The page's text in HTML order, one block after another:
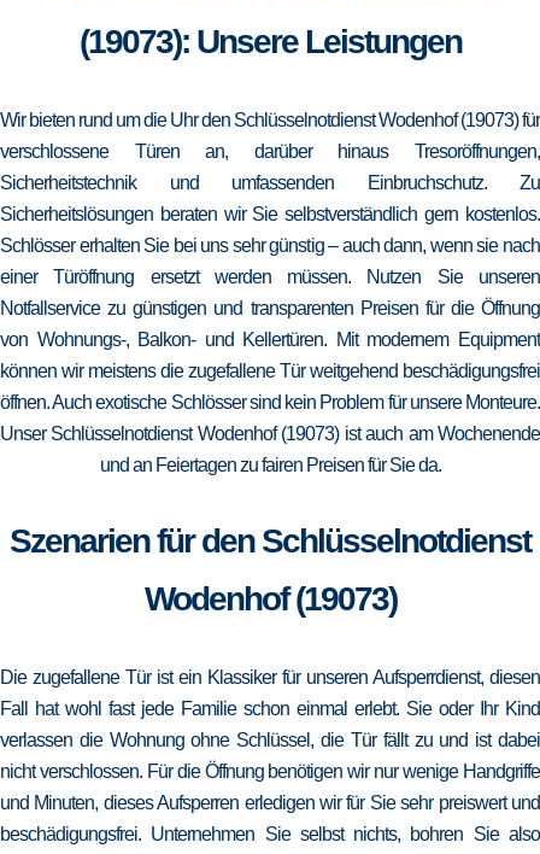
(19073): Unsere Leistungen
Wir bieten rund um die Uhr den Schlüsselnotdienst Wodenhof (19073) für
verschlossene Türen an, darüber hinaus Tresoröffnungen,
Sicherheitstechnik und umfassenden Einbruchschutz. Zu
Sicherheitslösungen beraten wir Sie selbstverständlich gern kostenlos.
Schlösser erhalten Sie bei uns sehr günstig – auch dann, wenn sie nach
einer Türöffnung ersetzt werden müssen. Nutzen Sie unseren
Notfallservice zu günstigen und transparenten Preisen für die Öffnung
von Wohnungs-, Balkon- und Kellertüren. Mit modernem Equipment
können wir meistens die zugefallene Tür weitgehend beschädigungsfrei
öffnen. Auch exotische Schlösser sind kein Problem für unsere Monteure.
Unser Schlüsselnotdienst Wodenhof (19073) ist auch am Wochenende
und an Feiertagen zu fairen Preisen für Sie da.
Szenarien für den Schlüsselnotdienst
Wodenhof (19073)
Die zugefallene Tür ist ein Klassiker für unseren Aufsperrdienst, diesen
Fall hat wohl fast jede Familie schon einmal erlebt. Sie oder Ihr Kind
verlassen die Wohnung ohne Schlüssel, die Tür fällt zu und ist dabei
nicht verschlossen. Für die Öffnung benötigen wir nur wenige Handgriffe
und Minuten, dieses Aufsperren erledigen wir für Sie sehr preiswert und
beschädigungsfrei. Unternehmen Sie selbst nichts, bohren Sie also